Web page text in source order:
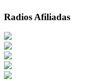
Radios Afiliadas